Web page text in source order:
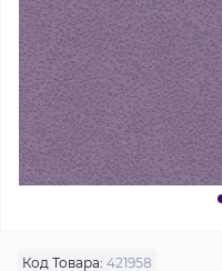
Код Товара: 421958